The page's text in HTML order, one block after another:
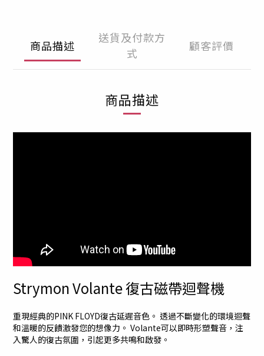
商品描述
送貨及付款方
式
顧客評價
商品描述
Strymon Volante 復古磁帶迴聲機
重現經典的PINK FLOYD復古延遲音色。 透過不斷變化的環境迴聲
和溫暖的反饋激發您的想像力。 Volante可以即時形塑聲音，注
入驚人的復古氛圍，引起更多共鳴和啟發。